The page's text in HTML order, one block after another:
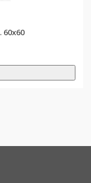
60x60